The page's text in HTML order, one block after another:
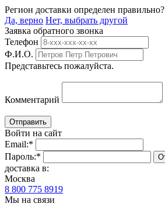
Регион доставки определен правильно?
Да, верно Нет, выбрать другой
Заявка обратного звонка
Телефон
Ф.И.О.
Представьтесь пожалуйста.
Комментарий
Войти на сайт
Email:*
Пароль:*
доставка в:
Москва
8 800 775 8919
Мы на связи